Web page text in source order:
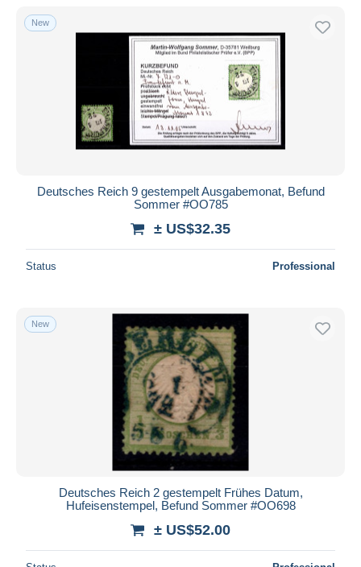
New
Deutsches Reich 9 gestempelt Ausgabemonat, Befund
Sommer #OO785
± US$32.35
Status Professional
New
Deutsches Reich 2 gestempelt Frühes Datum,
Hufeisenstempel, Befund Sommer #OO698
± US$52.00